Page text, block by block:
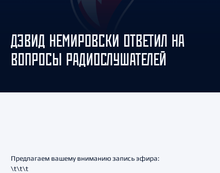
ДЭВИД НЕМИРОВСКИ ОТВЕТИЛ НА
ВОПРОСЫ РАДИОСЛУШАТЕЛЕЙ
Предлагаем вашему вниманию запись эфира:
\t\t\t